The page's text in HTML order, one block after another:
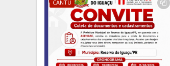
CANTU